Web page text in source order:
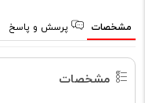
مشخصات پرسش و پاسخ
مشخصات